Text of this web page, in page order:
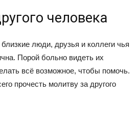
человека
люди, друзья и коллеги чья
Порой больно видеть их
всё возможное, чтобы помочь.
прочесть молитву за другого